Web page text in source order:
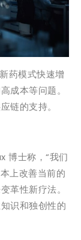
药模式快速增
成本等问题。
链的支持。
士称，“我们
上改善当前的
革性新疗法。
识和独创性的